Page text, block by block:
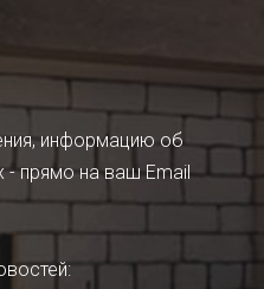
информацию об
- прямо на ваш Email
: